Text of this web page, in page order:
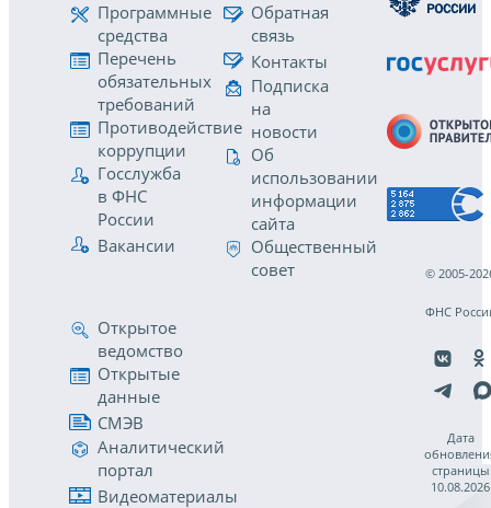
Программные
средства
Перечень
обязательных
требований
Противодействие
коррупции
Госслужба
в ФНС
России
Вакансии
Обратная
связь
Контакты
Подписка
на
новости
Об
использовании
информации
сайта
Общественный
совет
Открытое
ведомство
Открытые
данные
СМЭВ
Аналитический
портал
Видеоматериалы
© 2005-
ФНС
Дата
страницы
10.08.2026